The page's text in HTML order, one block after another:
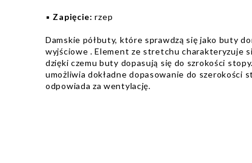
▪️ Zapięcie:rzep
Damskie półbuty, które sprawdzą się jako buty
wyjściowe . Element ze stretchu charakteryzuje
dzięki czemu buty dopasują się do szrokości
umożliwia dokładne dopasowanie do szerokości
odpowiada za wentylację.